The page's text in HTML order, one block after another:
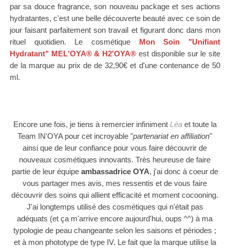
par sa douce fragrance, son nouveau package et ses actions
hydratantes, c'est une belle découverte beauté avec ce soin de
jour faisant parfaitement son travail et figurant donc dans mon
rituel quotidien. Le cosmétique Mon Soin "Unifiant
Hydratant" MEL'OYA® & H2'OYA® est disponible sur le site
de la marque au prix de de32,90€et d'une contenance de 50
ml.
Encore une fois, je tiens à remercier infiniment Léaet toute la
Team IN'OYA pour cet incroyable "partenariat en affiliation"
ainsi que de leur confiance pour vous faire découvrir de
nouveaux cosmétiques innovants. Très heureuse de faire
partie de leur équipe ambassadrice OYA, j'ai donc à coeur de
vous partager mes avis, mes ressentis et de vous faire
découvrir des soins qui allient efficacité et moment cocooning.
J'ai longtemps utilisé des cosmétiques qui n'était pas
adéquats (et ça m'arrive encore aujourd'hui, oups ^^)à ma
typologie de peau changeante selon les saisons et périodes ;
et à mon phototype de type IV. Le fait que la marque utilise la